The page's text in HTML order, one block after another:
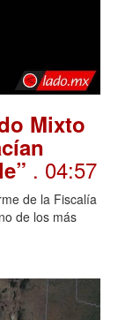
Mixto
. 04:57
de la Fiscalía
de los más